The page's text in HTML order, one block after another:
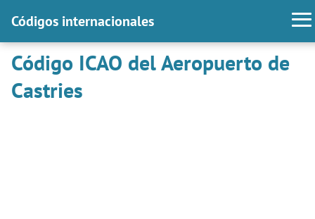
Códigos internacionales
Código ICAO del Aeropuerto de
Castries